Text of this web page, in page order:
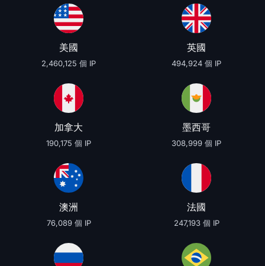
美國
2,460,125 個 IP
英國
494,924 個 IP
加拿大
190,175 個 IP
墨西哥
308,999 個 IP
澳洲
76,089 個 IP
法國
247,193 個 IP